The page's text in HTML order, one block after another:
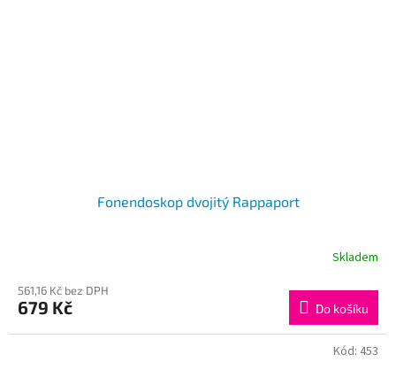
Fonendoskop dvojitý Rappaport
Skladem
561,16 Kč bez DPH
679 Kč Do košíku
Kód: 453